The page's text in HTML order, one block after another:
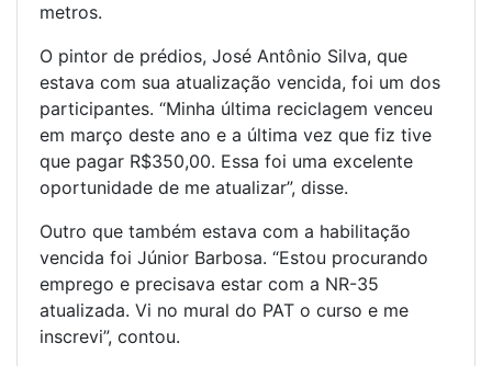
metros.
O pintor de prédios, José Antônio Silva, que
estava com sua atualização vencida, foi um dos
participantes. “Minha última reciclagem venceu
em março deste ano e a última vez que fiz tive
que pagar R$350,00. Essa foi uma excelente
oportunidade de me atualizar”, disse.
Outro que também estava com a habilitação
vencida foi Júnior Barbosa. “Estou procurando
emprego e precisava estar com a NR-35
atualizada. Vi no mural do PAT o curso e me
inscrevi”, contou.